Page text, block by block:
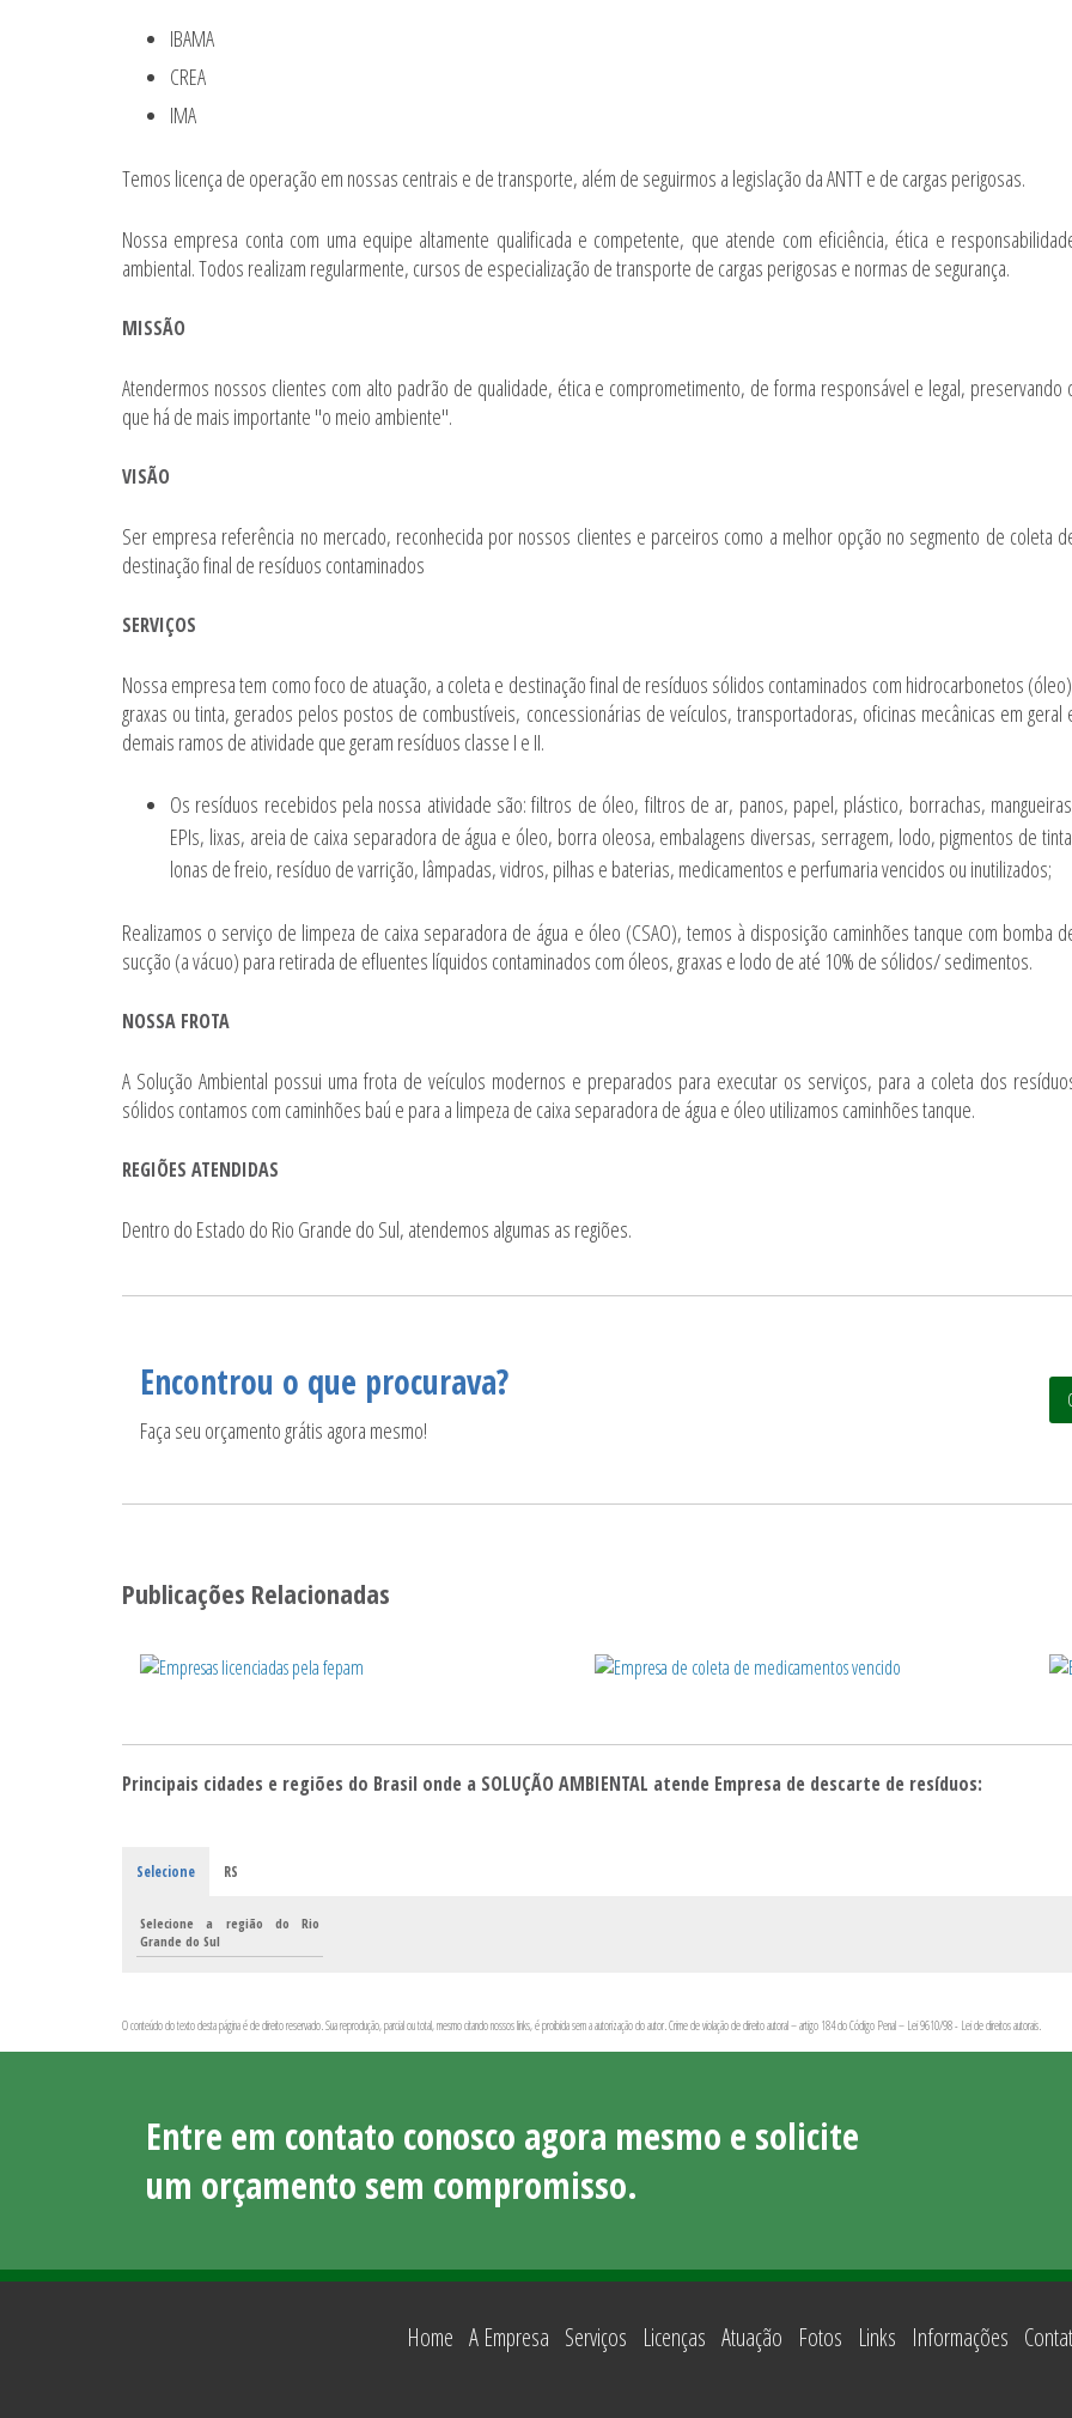
IBAMA
CREA
IMA
Temos licença de operação em nossas centrais e de transporte, além de seguirmos a legislação da ANTT e de cargas perigosas.
Nossa empresa conta com uma equipe altamente qualificada e competente, que atende com eficiência, ética e
ambiental. Todos realizam regularmente, cursos de especialização de transporte de cargas perigosas e normas de segurança.
MISSÃO
Atendermos nossos clientes com alto padrão de qualidade, ética e comprometimento, de forma responsável e legal, preservando
que há de mais importante "o meio ambiente".
VISÃO
Ser empresa referência no mercado, reconhecida por nossos clientes e parceiros como a melhor opção no segmento de coleta
destinação final de resíduos contaminados
SERVIÇOS
Nossa empresa tem como foco de atuação, a coleta e destinação final de resíduos sólidos contaminados com hidrocarbonetos
graxas ou tinta, gerados pelos postos de combustíveis, concessionárias de veículos, transportadoras, oficinas mecânicas em geral
demais ramos de atividade que geram resíduos classe I e II.
Os resíduos recebidos pela nossa atividade são: filtros de óleo, filtros de ar, panos, papel, plástico, borrachas,
EPIs, lixas, areia de caixa separadora de água e óleo, borra oleosa, embalagens diversas, serragem, lodo, pigmentos de
lonas de freio, resíduo de varrição, lâmpadas, vidros, pilhas e baterias, medicamentos e perfumaria vencidos ou inutilizados;
Realizamos o serviço de limpeza de caixa separadora de água e óleo (CSAO), temos à disposição caminhões tanque com bomba
sucção (a vácuo) para retirada de efluentes líquidos contaminados com óleos, graxas e lodo de até 10% de sólidos/ sedimentos.
NOSSA FROTA
A Solução Ambiental possui uma frota de veículos modernos e preparados para executar os serviços, para a coleta dos
sólidos contamos com caminhões baú e para a limpeza de caixa separadora de água e óleo utilizamos caminhões tanque.
REGIÕES ATENDIDAS
Dentro do Estado do Rio Grande do Sul, atendemos algumas as regiões.
Encontrou o que procurava?
Faça seu orçamento grátis agora mesmo!
Publicações Relacionadas
Principais cidades e regiões do Brasil onde a SOLUÇÃO AMBIENTAL atende Empresa de descarte de resíduos:
Selecione RS
Selecione a região do Rio
Grande do Sul
O conteúdo do texto desta página é de direito reservado. Sua reprodução, parcial ou total, mesmo citando nossos links, é proibida sem a autorização do autor. Crime de violação de direito autoral – artigo 184 do Código Penal – Lei 9610/98 - Lei de direitos autorais.
Entre em contato conosco agora mesmo e solicite
um orçamento sem compromisso.
Home A Empresa Serviços Licenças Atuação Fotos Links Informações